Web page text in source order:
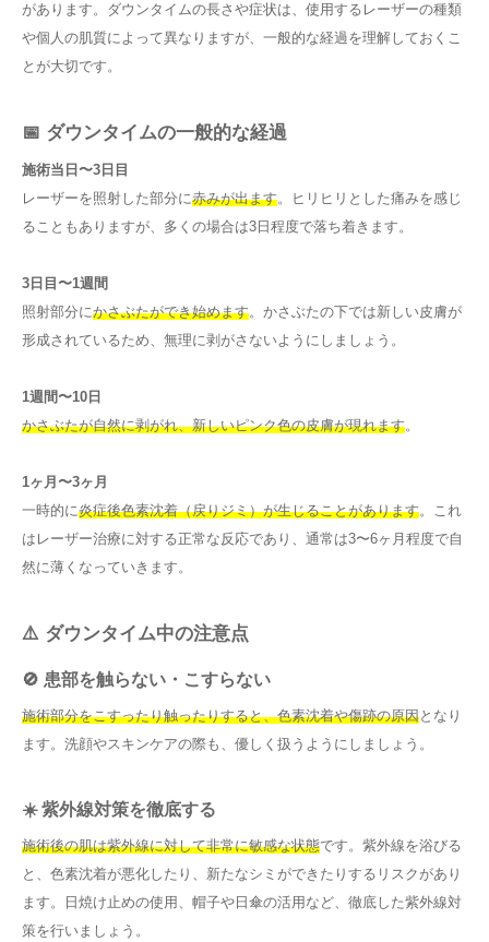
があります。ダウンタイムの長さや症状は、使用するレーザーの種類
や個人の肌質によって異なりますが、一般的な経過を理解しておくこ
とが大切です。
📅 ダウンタイムの一般的な経過
施術当日〜3日目
レーザーを照射した部分に赤みが出ます。ヒリヒリとした痛みを感じ
ることもありますが、多くの場合は3日程度で落ち着きます。
3日目〜1週間
照射部分にかさぶたができ始めます。かさぶたの下では新しい皮膚が
形成されているため、無理に剥がさないようにしましょう。
1週間〜10日
かさぶたが自然に剥がれ、新しいピンク色の皮膚が現れます。
1ヶ月〜3ヶ月
一時的に炎症後色素沈着（戻りジミ）が生じることがあります。これ
はレーザー治療に対する正常な反応であり、通常は3〜6ヶ月程度で自
然に薄くなっていきます。
⚠️ ダウンタイム中の注意点
🚫 患部を触らない・こすらない
施術部分をこすったり触ったりすると、色素沈着や傷跡の原因となり
ます。洗顔やスキンケアの際も、優しく扱うようにしましょう。
☀️ 紫外線対策を徹底する
施術後の肌は紫外線に対して非常に敏感な状態です。紫外線を浴びる
と、色素沈着が悪化したり、新たなシミができたりするリスクがあり
ます。日焼け止めの使用、帽子や日傘の活用など、徹底した紫外線対
策を行いましょう。